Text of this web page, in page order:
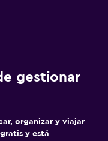
gestionar
organizar y viajar
y está